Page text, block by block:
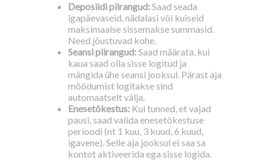
Deposiidi piirangud:Saad seada
igapäevaseid, nädalasi või kuiseid
maksimaalse sissemakse summasid.
Need jõustuvad kohe.
Seansi piirangud:Saad määrata, kui
kaua saad olla sisse logitud ja
mängida ühe seansi jooksul. Pärast aja
möödumist logitakse sind
automaatselt välja.
Enesetõkestus: Kui tunned, et vajad
pausi, saad valida enesetõkestuse
perioodi (nt 1 kuu, 3 kuud, 6 kuud,
igavene). Selle aja jooksul ei saa sa
kontot aktiveerida ega sisse logida.